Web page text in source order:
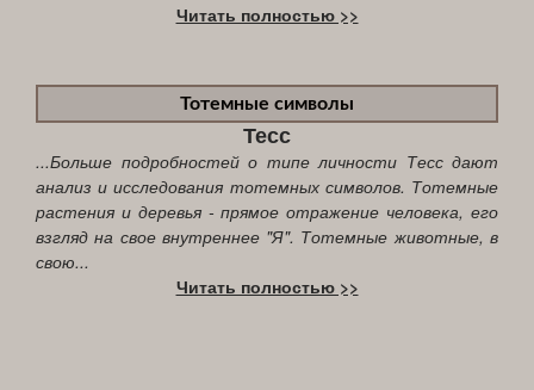
Читать полностью >>
Тотемные символы
Тесс
...Больше подробностей о типе личности Тесс дают
анализ и исследования тотемных символов. Тотемные
растения и деревья - прямое отражение человека, его
взгляд на свое внутреннее "Я". Тотемные животные, в
свою...
Читать полностью >>